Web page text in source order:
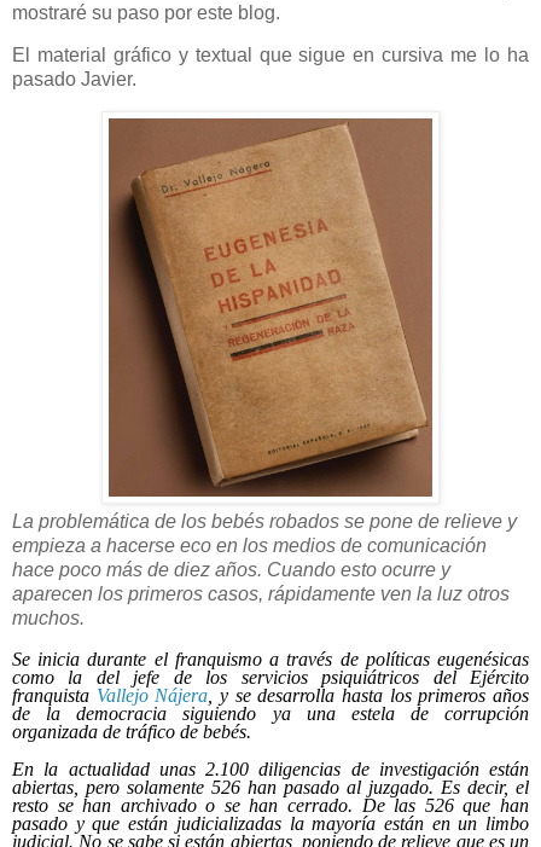
mostraré su paso por este blog.
El material gráfico y textual que sigue en cursiva me lo ha
pasado Javier.
La problemática de los bebés robados se pone de relieve y
empieza a hacerse eco en los medios de comunicación
hace poco más de diez años. Cuando esto ocurre y
aparecen los primeros casos, rápidamente ven la luz otros
muchos.
Se inicia durante el franquismo a través de políticas eugenésicas
como la del jefe de los servicios psiquiátricos del Ejército
franquista Vallejo Nájera , y se desarrolla hasta los primeros años
de la democracia siguiendo ya una estela de corrupción
organizada de tráfico de bebés.
En la actualidad unas 2.100 diligencias de investigación están
abiertas, pero solamente 526 han pasado al juzgado. Es decir, el
resto se han archivado o se han cerrado. De las 526 que han
pasado y que están judicializadas la mayoría están en un limbo
judicial. No se sabe si están abiertas, poniendo de relieve que es un